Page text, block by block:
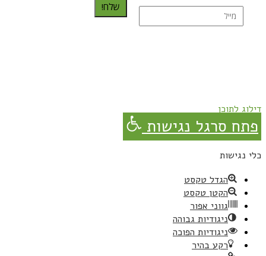
שלח!
דילוג לתוכן
פתח סרגל נגישות
כלי נגישות
הגדל טקסט
הקטן טקסט
גווני אפור
ניגודיות גבוהה
ניגודיות הפוכה
רקע בהיר